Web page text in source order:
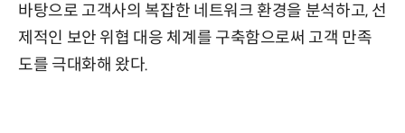
바탕으로 고객사의 복잡한 네트워크 환경을 분석하고, 선
제적인 보안 위협 대응 체계를 구축함으로써 고객 만족
도를 극대화해 왔다.